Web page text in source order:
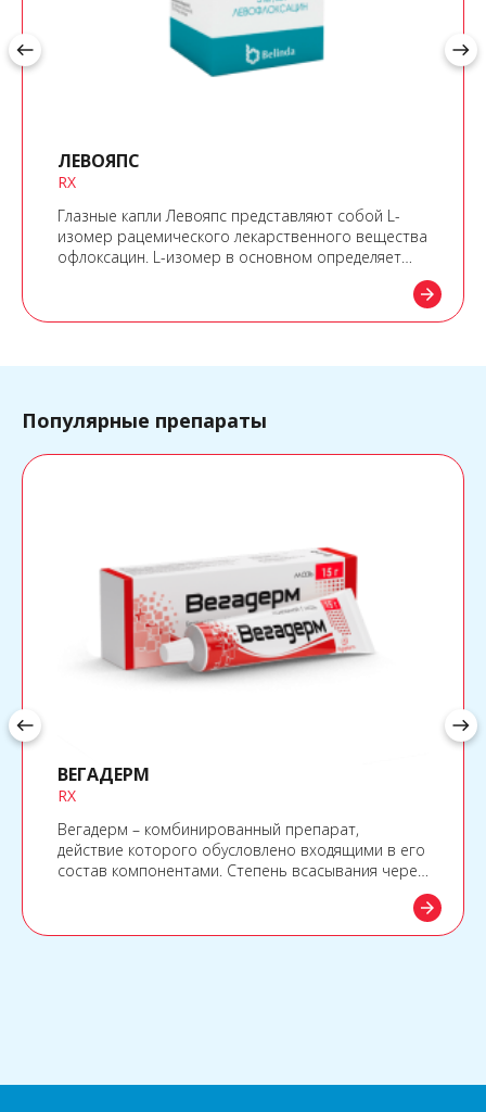
ЛЕВОЯПС
RX
Глазные капли Левояпс представляют собой L-
изомер рацемического лекарственного вещества
офлоксацин. L-изомер в основном определяет
arrow_forward
west east
Популярные препараты
ВЕГАДЕРМ
RX
Вегадерм – комбинированный препарат,
действие которого обусловлено входящими в его
состав компонентами. Степень всасывания через
эпидермиса и наличием окклюзионной повязки.
arrow_forward
west east